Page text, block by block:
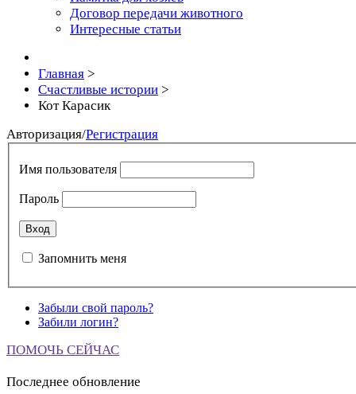
Договор передачи животного
Интересные статьи
Главная >
Счастливые истории >
Кот Карасик
Авторизация/Регистрация
Имя пользователя
Пароль
Запомнить меня
Забыли свой пароль?
Забили логин?
ПОМОЧЬ СЕЙЧАС
Последнее обновление